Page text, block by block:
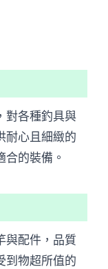
對各種釣具與
耐心且細緻的
的裝備。
與配件，品質
到物超所值的